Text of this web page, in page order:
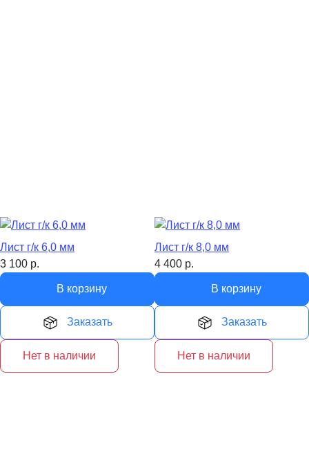
Лист г/к 6,0 мм
3 100 р.
В корзину
Заказать
Нет в наличии
Лист г/к 8,0 мм
4 400 р.
В корзину
Заказать
Нет в наличии